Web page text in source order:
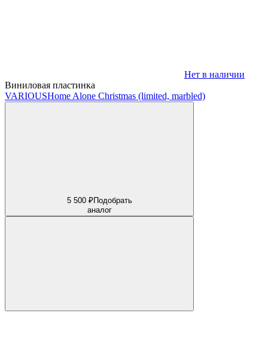
Нет в наличии
Виниловая пластинка
VARIOUSHome Alone Christmas (limited, marbled)
5 500 ₽Подобрать
аналог